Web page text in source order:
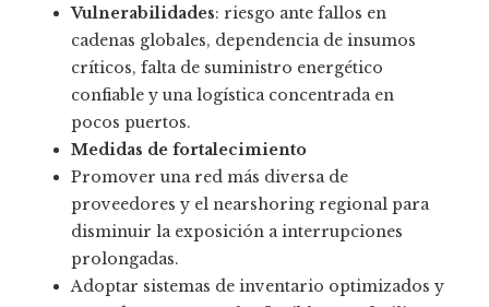
Vulnerabilidades: riesgo ante fallos en
cadenas globales, dependencia de insumos
críticos, falta de suministro energético
confiable y una logística concentrada en
pocos puertos.
Medidas de fortalecimiento
Promover una red más diversa de
proveedores y el nearshoring regional para
disminuir la exposición a interrupciones
prolongadas.
Adoptar sistemas de inventario optimizados y